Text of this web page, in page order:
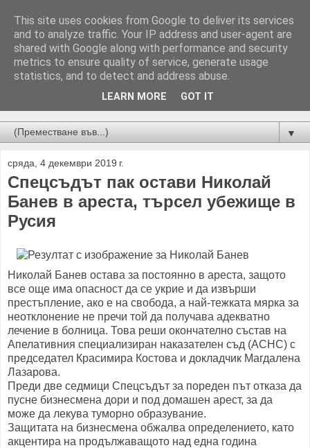
Новини от Бургас, страната и света!
▼
сряда, 4 декември 2019 г.
Спецсъдът пак остави Николай
Банев в ареста, търсел убежище в
Русия
Николай Банев остава за постоянно в ареста, защото
все още има опасност да се укрие и да извърши
престъпление, ако е на свобода, а най-тежката мярка за
неотклонение не пречи той да получава адекватно
лечение в болница. Това реши окончателно състав на
Апелативния специализиран наказателен съд (АСНС) с
председател Красимира Костова и докладчик Магдалена
Лазарова.
Преди две седмици Спецсъдът за пореден път отказа да
пусне бизнесмена дори и под домашен арест, за да
може да лекува туморно образувание.
Защитата на бизнесмена обжалва определението, като
акцентира на продължаващото над една година
This site uses cookies from Google to deliver its services
and to analyze traffic. Your IP address and user-agent are
shared with Google along with performance and security
metrics to ensure quality of service, generate usage
statistics, and to detect and address abuse.
LEARN MORE GOT IT